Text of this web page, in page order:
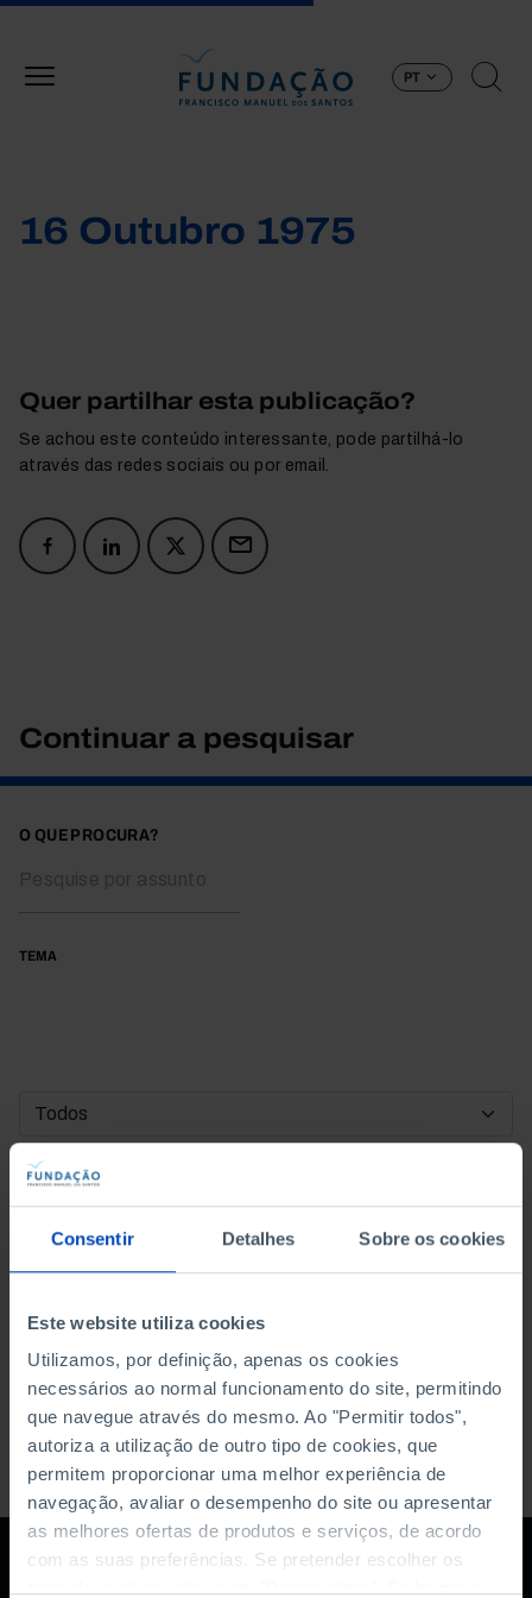
Consentir Detalhes Sobre os cookies
Este website utiliza cookies
Utilizamos, por definição, apenas os cookies
necessários ao normal funcionamento do site, permitindo
que navegue através do mesmo. Ao "Permitir todos",
autoriza a utilização de outro tipo de cookies, que
permitem proporcionar uma melhor experiência de
navegação, avaliar o desempenho do site ou apresentar
as melhores ofertas de produtos e serviços, de acordo
com as suas preferências. Se pretender escolher os
PT
16 Outubro 1975
Quer partilhar esta publicação?
Se achou este conteúdo interessante, pode partilhá-lo
através das redes sociais ou por email.
Continuar a pesquisar
O QUE PROCURA?
TEMA
DATA DE INÍCIO
DATA DE FIM